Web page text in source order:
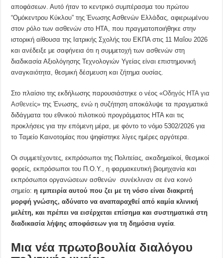
αποφάσεων. Αυτό ήταν το κεντρικό συμπέρασμα του πρώτου
“Ομόκεντρου Κύκλου” της Ένωσης Ασθενών Ελλάδας, αφιερωμένου
στον ρόλο των ασθενών στο HTA, που πραγματοποιήθηκε στην
ιστορική αίθουσα της Ιατρικής Σχολής του ΕΚΠΑ στις 11 Μαΐου 2026
και ανέδειξε με σαφήνεια ότι η συμμετοχή των ασθενών στη
διαδικασία Αξιολόγησης Τεχνολογιών Υγείας είναι επιστημονική
αναγκαιότητα, θεσμική δέσμευση και ζήτημα ουσίας.
Στο πλαίσιο της εκδήλωσης παρουσιάστηκε ο νέος «Οδηγός HTA για
Ασθενείς» της Ένωσης, ενώ η συζήτηση αποκάλυψε τα πραγματικά
διδάγματα του εθνικού πιλοτικού προγράμματος HTA και τις
προκλήσεις για την επόμενη μέρα, με φόντο το νόμο 5302/2026 για
το Ταμείο Καινοτομίας που ψηφίστηκε λίγες ημέρες αργότερα.
Οι συμμετέχοντες, εκπρόσωποι της Πολιτείας, ακαδημαϊκοί, θεσμικοί
φορείς, εκπρόσωποι του Π.Ο.Υ., η φαρμακευτική βιομηχανία και
εκπρόσωποι οργανώσεων ασθενών συνέκλιναν σε ένα κοινό
σημείο:η εμπειρία αυτού που ζει με τη νόσο είναι διακριτή
μορφή γνώσης, αδύνατο να αναπαραχθεί από καμία κλινική
μελέτη, και πρέπει να εισέρχεται επίσημα και συστηματικά στη
διαδικασία λήψης αποφάσεων για τη δημόσια υγεία
Μια νέα πρωτοβουλία διαλόγου